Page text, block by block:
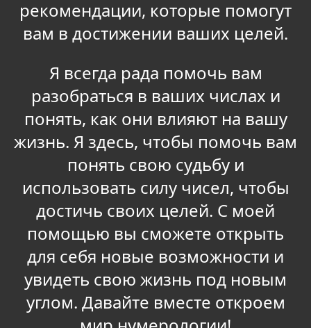
рекомендации, которые помогут
вам в достижении ваших целей.
Я всегда рада помочь вам
разобраться в ваших числах и
понять, как они влияют на вашу
жизнь. Я здесь, чтобы помочь вам
понять свою судьбу и
использовать силу чисел, чтобы
достичь своих целей. С моей
помощью вы сможете открыть
для себя новые возможности и
увидеть свою жизнь под новым
углом. Давайте вместе откроем